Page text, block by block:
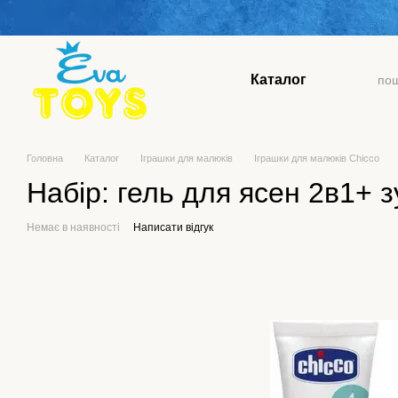
Перейти до основного контенту
Каталог
Головна Каталог Іграшки для малюків Іграшки для малюків Chicco
Набір: гель для ясен 2в1+
Немає в наявності Написати відгук